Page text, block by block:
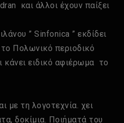
και άλλοι έχουν παίξει
” Sinfonica ” εκδίδει
Πολωνικό περιοδικό
κάνει ειδικό αφιέρωμα το
με τη λογοτεχνία. χει
δοκίμια. Ποιήματά του